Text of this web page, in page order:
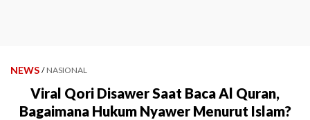
NEWS / NASIONAL
Viral Qori Disawer Saat Baca Al Quran,
Bagaimana Hukum Nyawer Menurut Islam?